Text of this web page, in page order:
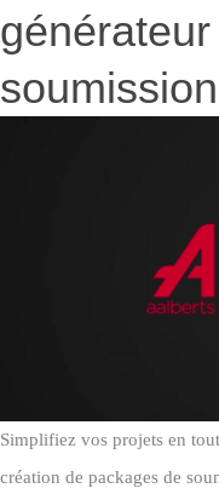
soumission
Simplifiez vos projets en
création de packages de